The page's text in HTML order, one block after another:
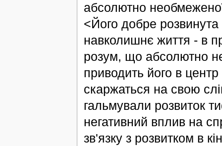
абсолютно
<Його добре
навколишнє життя - в
розум, що абсолютно
приводить його в
скаржаться на свою
гальмували розвиток
негативний вплив на
зв'язку з розвитком в